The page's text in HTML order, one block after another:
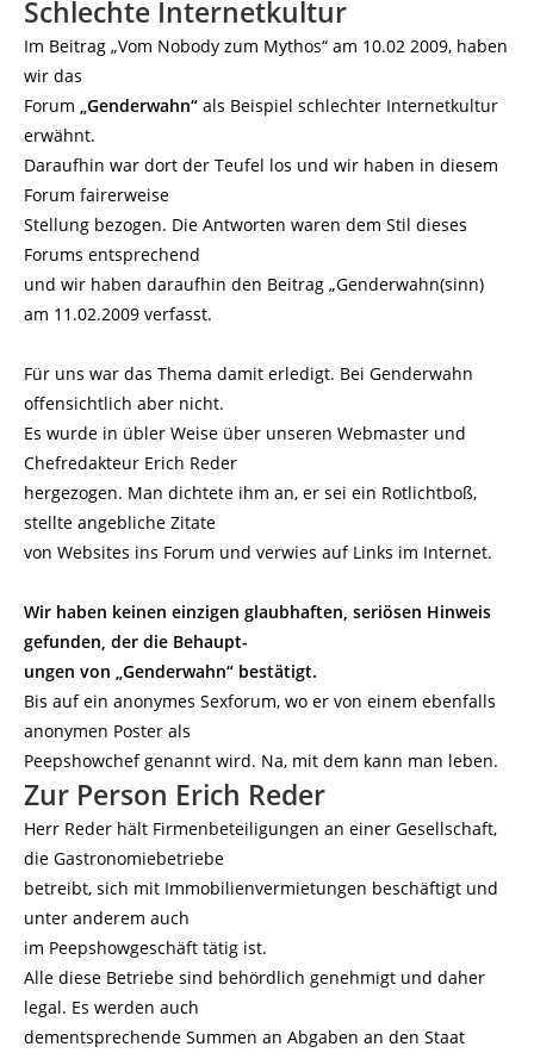
Schlechte Internetkultur
Im Beitrag „Vom Nobody zum Mythos“ am 10.02 2009, haben
wir das
Forum „Genderwahn“ als Beispiel schlechter Internetkultur
erwähnt.
Daraufhin war dort der Teufel los und wir haben in diesem
Forum fairerweise
Stellung bezogen. Die Antworten waren dem Stil dieses
Forums entsprechend
und wir haben daraufhin den Beitrag „Genderwahn(sinn)
am 11.02.2009 verfasst.
Für uns war das Thema damit erledigt. Bei Genderwahn
offensichtlich aber nicht.
Es wurde in übler Weise über unseren Webmaster und
Chefredakteur Erich Reder
hergezogen. Man dichtete ihm an, er sei ein Rotlichtboß,
stellte angebliche Zitate
von Websites ins Forum und verwies auf Links im Internet.
Wir haben keinen einzigen glaubhaften, seriösen Hinweis
gefunden, der die Behaupt-
ungen von „Genderwahn“ bestätigt.
Bis auf ein anonymes Sexforum, wo er von einem ebenfalls
anonymen Poster als
Peepshowchef genannt wird. Na, mit dem kann man leben.
Zur Person Erich Reder
Herr Reder hält Firmenbeteiligungen an einer Gesellschaft,
die Gastronomiebetriebe
betreibt, sich mit Immobilienvermietungen beschäftigt und
unter anderem auch
im Peepshowgeschäft tätig ist.
Alle diese Betriebe sind behördlich genehmigt und daher
legal. Es werden auch
dementsprechende Summen an Abgaben an den Staat